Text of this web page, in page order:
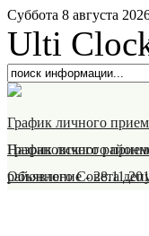
Суббота 8 августа
Ulti
График личного
Назрановского
График личного
районного Совета
Объявление-